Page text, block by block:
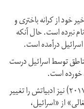
خود از کرانه باختری و
نبرده است. حال آنکه
توسط اسرائیل درست
خورده است.
وزارت خارجه آمریکا در گزارش دو سال پیش (۲۰۱۷) نیز ادبیاتش را تغییر
از «اسرائیل،